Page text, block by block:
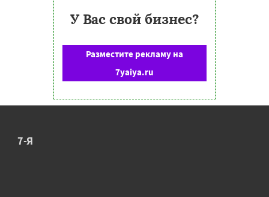
У Вас свой бизнес?
Разместите рекламу на
7yaiya.ru
7-Я